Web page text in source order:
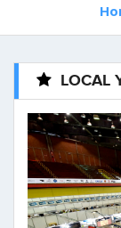
LOCAL